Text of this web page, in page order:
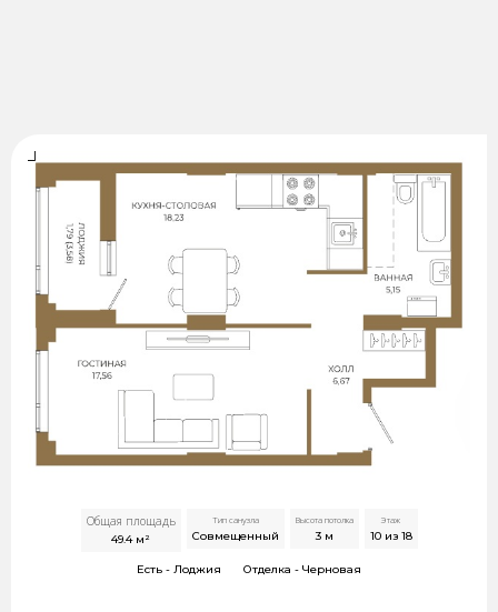
Общая площадь
49.4м²
Тип санузла
Совмещенный
Высота потолка
3м
Этаж
10 из 18
Есть - Лоджия Отделка - Черновая